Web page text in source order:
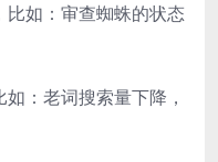
如：审查蜘蛛的状态
：老词搜索量下降，